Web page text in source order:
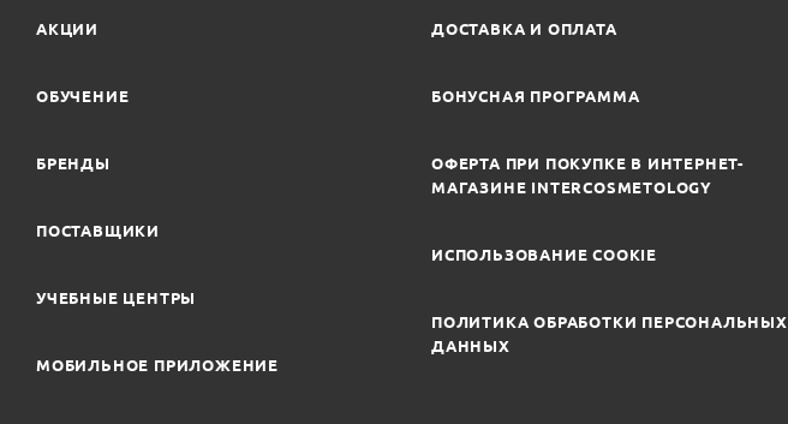
АКЦИИ
ОБУЧЕНИЕ
БРЕНДЫ
ПОСТАВЩИКИ
УЧЕБНЫЕ ЦЕНТРЫ
МОБИЛЬНОЕ ПРИЛОЖЕНИЕ
ДОСТАВКА И ОПЛАТА
БОНУСНАЯ ПРОГРАММА
ОФЕРТА ПРИ ПОКУПКЕ В ИНТЕРНЕТ-
МАГАЗИНЕ INTERCOSMETOLOGY
ИСПОЛЬЗОВАНИЕ COOKIE
ПОЛИТИКА ОБРАБОТКИ ПЕРСОНАЛЬНЫХ
ДАННЫХ